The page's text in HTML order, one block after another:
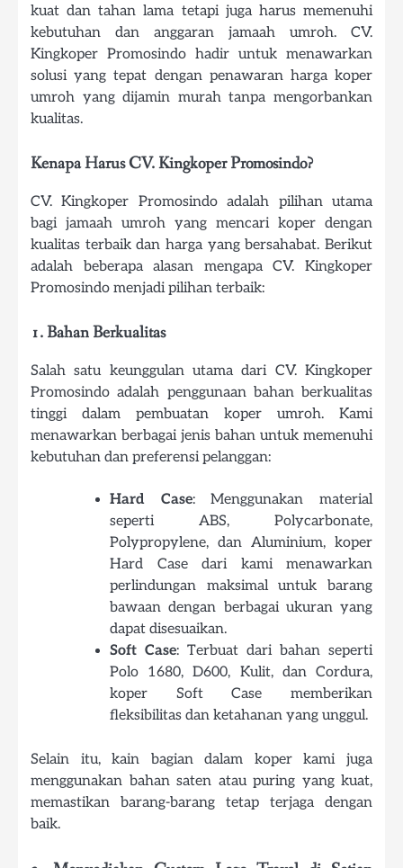
kuat dan tahan lama tetapi juga harus memenuhi
kebutuhan dan anggaran jamaah umroh. CV.
Kingkoper Promosindo hadir untuk menawarkan
solusi yang tepat dengan penawaran harga koper
umroh yang dijamin murah tanpa mengorbankan
kualitas.
Kenapa Harus CV. Kingkoper Promosindo?
CV. Kingkoper Promosindo adalah pilihan utama
bagi jamaah umroh yang mencari koper dengan
kualitas terbaik dan harga yang bersahabat. Berikut
adalah beberapa alasan mengapa CV. Kingkoper
Promosindo menjadi pilihan terbaik:
1. Bahan Berkualitas
Salah satu keunggulan utama dari CV. Kingkoper
Promosindo adalah penggunaan bahan berkualitas
tinggi dalam pembuatan koper umroh. Kami
menawarkan berbagai jenis bahan untuk memenuhi
kebutuhan dan preferensi pelanggan:
Hard Case: Menggunakan material
seperti ABS, Polycarbonate,
Polypropylene, dan Aluminium, koper
Hard Case dari kami menawarkan
perlindungan maksimal untuk barang
bawaan dengan berbagai ukuran yang
dapat disesuaikan.
Soft Case: Terbuat dari bahan seperti
Polo 1680, D600, Kulit, dan Cordura,
koper Soft Case memberikan
fleksibilitas dan ketahanan yang unggul.
Selain itu, kain bagian dalam koper kami juga
menggunakan bahan saten atau puring yang kuat,
memastikan barang-barang tetap terjaga dengan
baik.